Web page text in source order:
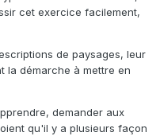
cet exercice facilement,
de paysages, leur
la démarche à mettre en
demander aux
qu'il y a plusieurs façon